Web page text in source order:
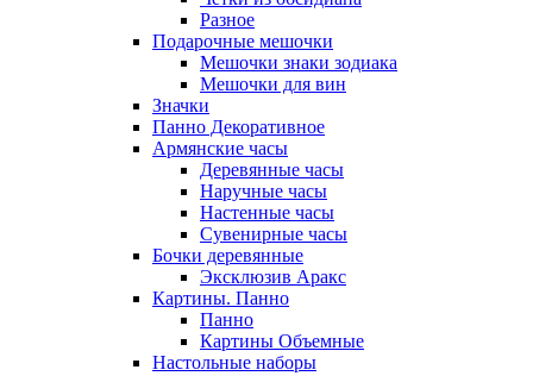
Разное
Подарочные мешочки
Мешочки знаки зодиака
Мешочки для вин
Значки
Панно Декоративное
Армянские часы
Деревянные часы
Наручные часы
Настенные часы
Сувенирные часы
Бочки деревянные
Эксклюзив Аракс
Картины. Панно
Панно
Картины Объемные
Настольные наборы